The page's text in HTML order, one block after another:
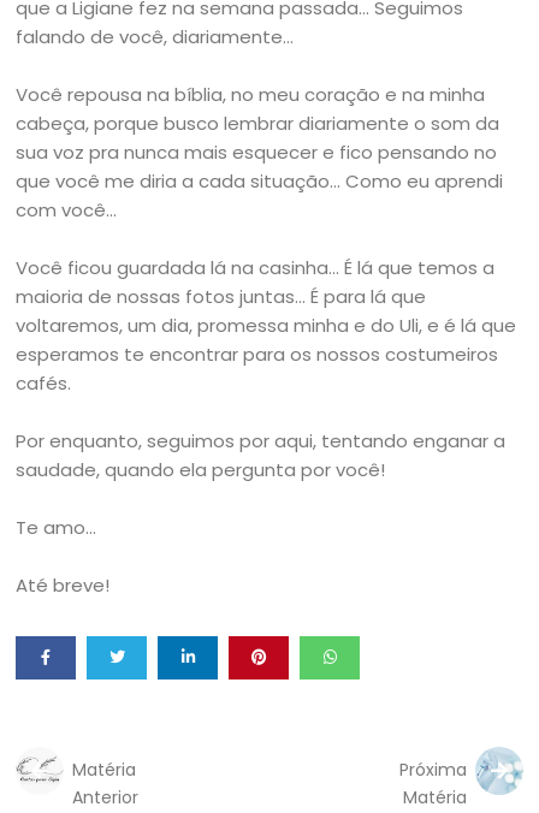
que a Ligiane fez na semana passada… Seguimos
falando de você, diariamente…
Você repousa na bíblia, no meu coração e na minha
cabeça, porque busco lembrar diariamente o som da
sua voz pra nunca mais esquecer e fico pensando no
que você me diria a cada situação… Como eu aprendi
com você…
Você ficou guardada lá na casinha… É lá que temos a
maioria de nossas fotos juntas… É para lá que
voltaremos, um dia, promessa minha e do Uli, e é lá que
esperamos te encontrar para os nossos costumeiros
cafés.
Por enquanto, seguimos por aqui, tentando enganar a
saudade, quando ela pergunta por você!
Te amo…
Até breve!
Matéria
Anterior
Próxima
Matéria